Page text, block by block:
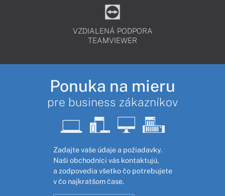
VZDIALENÁ PODPORA
TEAMVIEWER
Ponuka na mieru
pre business zákazníkov
Zadajte vaše údaje a požiadavky.
Naši obchodníci vás kontaktujú,
a zodpovedia všetko čo potrebujete
v čo najkratšom čase.